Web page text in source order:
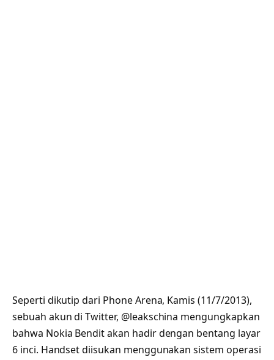
Seperti dikutip dari Phone Arena, Kamis (11/7/2013),
sebuah akun di Twitter, @leakschina mengungkapkan
bahwa Nokia Bendit akan hadir dengan bentang layar
6 inci. Handset diisukan menggunakan sistem operasi